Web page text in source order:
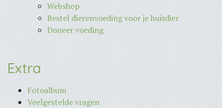
Webshop
Bestel dierenvoeding voor je huisdier
Doneer voeding
Extra
Fotoalbum
Veelgestelde vragen